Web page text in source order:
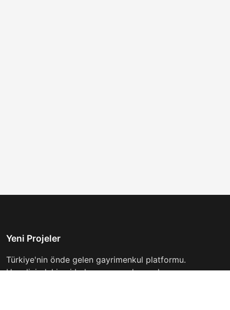
Yeni Projeler
Türkiye'nin önde gelen gayrimenkul platformu.
Hayalinizdeki evi bulmanıza yardımcı oluyoruz.